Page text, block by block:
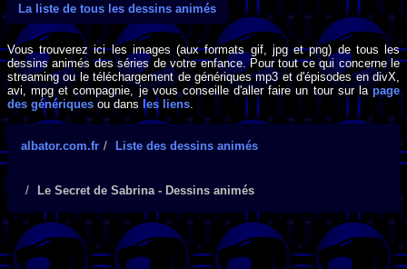
La liste de tous les dessins animés
Vous trouverez ici les images (aux formats gif, jpg et png) de tous les
dessins animés des séries de votre enfance. Pour tout ce qui concerne le
streaming ou le téléchargement de génériques mp3 et d'épisodes en divX,
avi, mpg et compagnie, je vous conseille d'aller faire un tour sur lapage
des génériques ou dans les liens.
albator.com.fr Liste des dessins animés
Le Secret de Sabrina - Dessins animés